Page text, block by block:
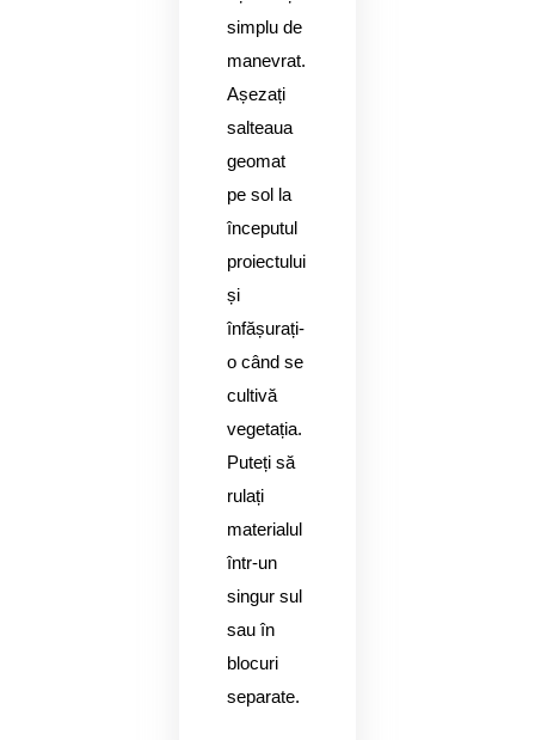
simplu de
manevrat.
Așezați
salteaua
geomat
pe sol la
începutul
proiectului
și
înfășurați-
o când se
cultivă
vegetația.
Puteți să
rulați
materialul
într-un
singur sul
sau în
blocuri
separate.